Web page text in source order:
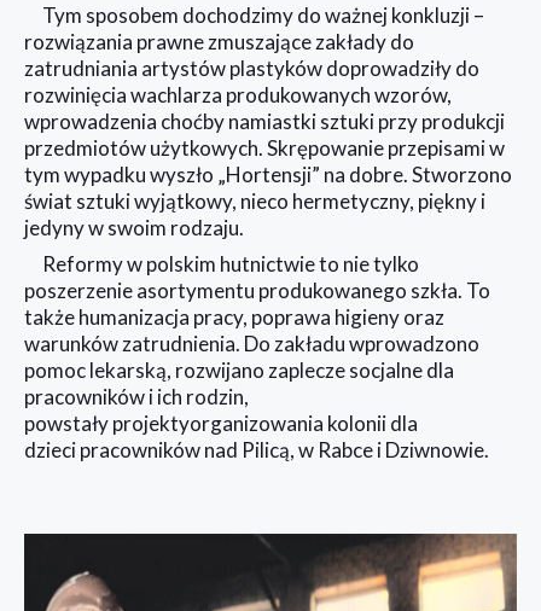
Tym sposobem dochodzimy do ważnej konkluzji –
rozwiązania prawne zmuszające zakłady do
zatrudniania artystów plastyków doprowadziły do
rozwinięcia wachlarza produkowanych wzorów,
wprowadzenia choćby namiastki sztuki przy produkcji
przedmiotów użytkowych. Skrępowanie przepisami w
tym wypadku wyszło „Hortensji” na dobre. Stworzono
świat sztuki wyjątkowy, nieco hermetyczny, piękny i
jedyny w swoim rodzaju.
Reformy w polskim hutnictwie to nie tylko
poszerzenie asortymentu produkowanego szkła. To
także humanizacja pracy, poprawa higieny oraz
warunków zatrudnienia. Do zakładu wprowadzono
pomoc lekarską, rozwijano zaplecze socjalne dla
pracowników i ich rodzin,
powstały projektyorganizowania kolonii dla
dzieci pracowników nad Pilicą, w Rabce i Dziwnowie.